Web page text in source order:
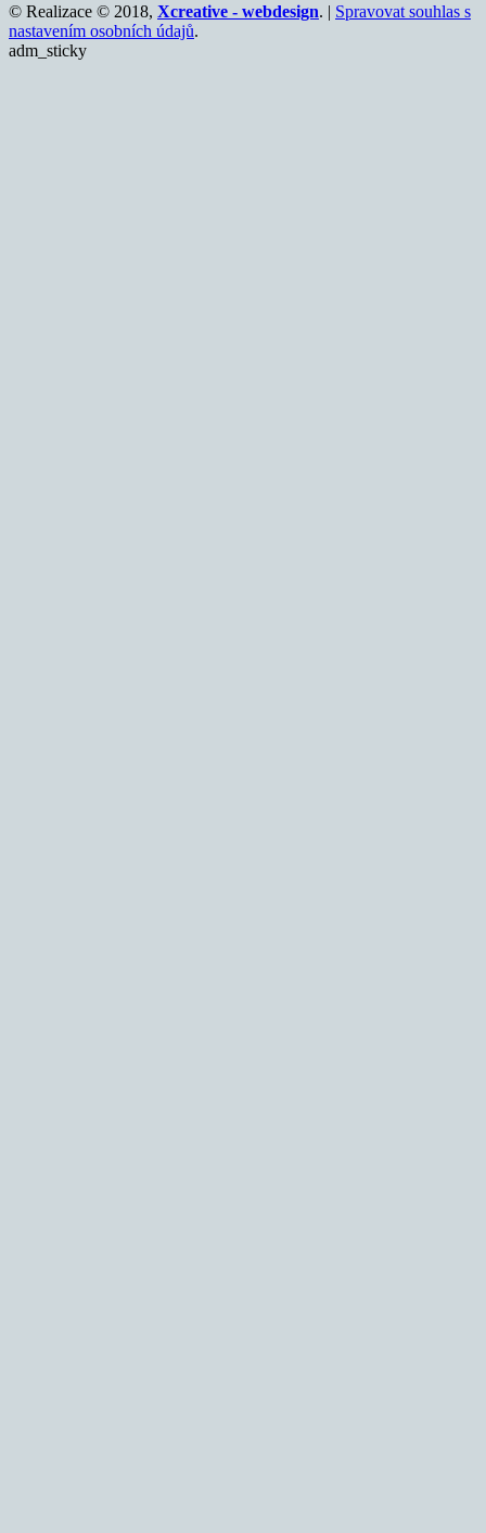
© Realizace © 2018, Xcreative - webdesign. | Spravovat souhlas s
nastavením osobních údajů.
adm_sticky